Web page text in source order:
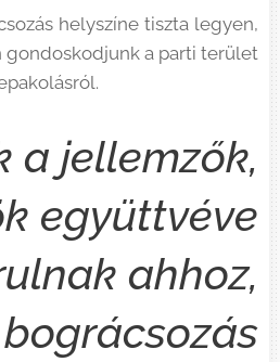
helyszíne tiszta legyen,
gondoskodjunk a parti terület
a jellemzők,
együttvéve
ahhoz,